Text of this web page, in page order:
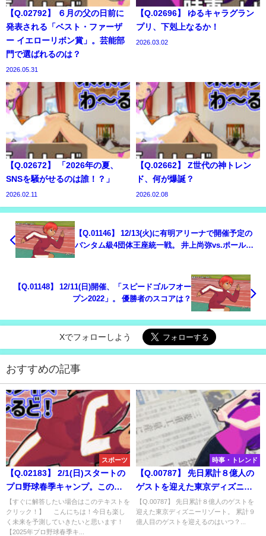
【Q.02792】 ６月の父の日前に
発表される「ベスト・ファーザ
ー イエローリボン賞」。芸能部
門で選ばれるのは？
2026.05.31
【Q.02696】 ゆるキャラグラン
プリ、下剋上なるか！
2026.03.02
【Q.02672】 「2026年の夏、
SNSを騒がせるのは誰！？」
2026.02.11
【Q.02662】 Z世代の神トレン
ド、何が爆誕？
2026.02.08
【Q.01146】 12/13(火)に有明アリーナで開催予定の
バンタム級4団体王座統一戦。 井上尚弥vs.ポール・
【Q.01148】 12/11(日)開催、「スピードゴルフオー
プン2022」。 優勝者のスコアは？
Xでフォローしよう
おすすめの記事
スポーツ
【Q.02183】 2/1(日)スタートの
プロ野球春季キャンプ。この日
放送のNHK「サンデースポー
ツ」で、 最初に春季キャンプの
様子が紹介されるプロ野球チー
【すぐに解答したい場合はこのテキストを
クリック！】 こんにちは！今日も楽し
く未来を予測していきたいと思います！
【2025年プロ野球春季キ...
時事・トレンド
【Q.00787】 先日累計８億人の
ゲストを迎えた東京ディズニー
リゾート。 累計９億人目のゲス
トを迎えるのはいつ？
【Q.00787】 先日累計８億人のゲストを
迎えた東京ディズニーリゾート。 累計９
億人目のゲストを迎えるのはいつ？...